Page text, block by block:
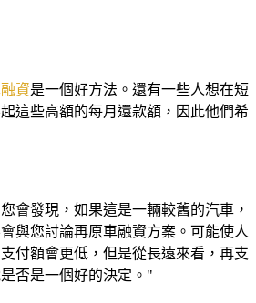
資是一個好方法。還有一些人想在短
這些高額的每月還款額，因此他們希
會發現，如果這是一輛較舊的汽車，
與您討論再原車融資方案。可能使人
付額會更低，但是從長遠來看，再支
否是一個好的決定。"